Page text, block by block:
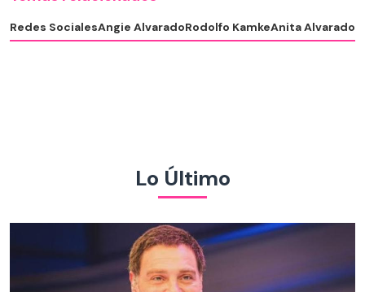
Redes SocialesAngie AlvaradoRodolfo KamkeAnita Alvarado
Lo Último